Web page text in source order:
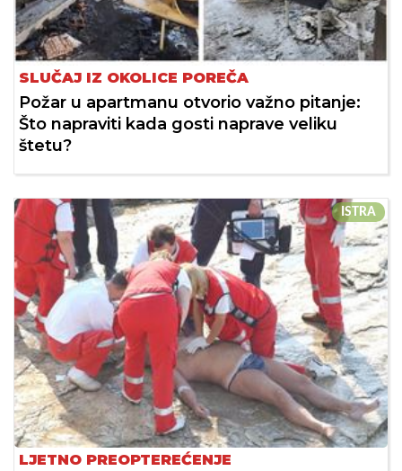
SLUČAJ IZ OKOLICE POREČA
Požar u apartmanu otvorio važno pitanje:
Što napraviti kada gosti naprave veliku
štetu?
ISTRA
LJETNO PREOPTEREĆENJE